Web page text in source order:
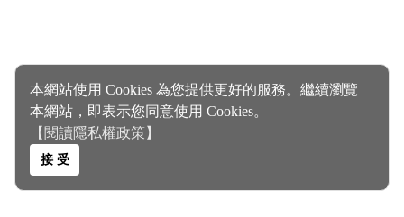
本網站使用 Cookies 為您提供更好的服務。繼續瀏覽
本網站，即表示您同意使用 Cookies。
【閱讀隱私權政策】
接 受